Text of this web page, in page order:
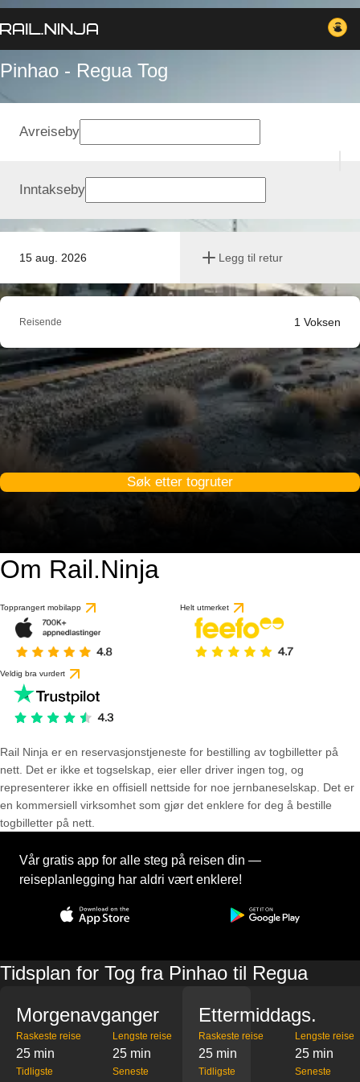
Pinhao - Regua Tog
15 aug. 2026 Legg til retur
Avreiseby
Inntakseby
Reisende 1 Voksen
Søk etter togruter
Om Rail.Ninja
Topprangert mobilapp Helt utmerket
Veldig bra vurdert
Rail Ninja er en reservasjons­tjeneste for bestilling av togbilletter på
nett. Det er ikke et togselskap, eier eller driver ingen tog, og
representerer ikke en offisiell nettside for noe jernbaneselskap. Det er
en kommersiell virksomhet som gjør det enklere for deg å bestille
togbilletter på nett.
Vår gratis app for alle steg på reisen din —
reiseplanlegging har aldri vært enklere!
Tidsplan for Tog fra Pinhao til Regua
Morgenavganger
Raskeste reise
25 min
Lengste reise
25 min
Tidligste Seneste
Ettermiddags.
Raskeste reise
25 min
Lengste reise
25 min
Tidligste Seneste